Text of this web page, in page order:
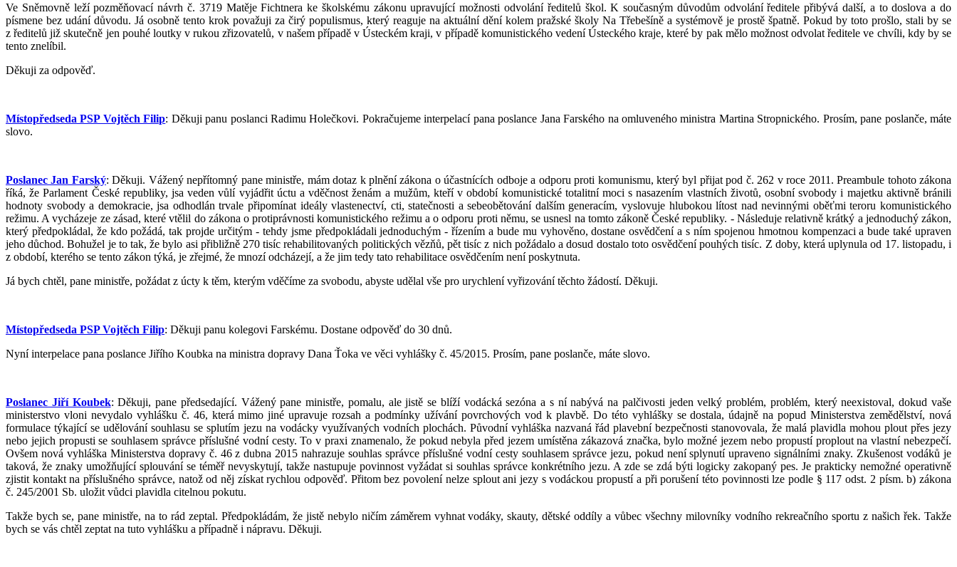
Ve Sněmovně leží pozměňovací návrh č. 3719 Matěje Fichtnera ke školskému zákonu upravující možnosti odvolání ředitelů škol. K současným důvodům odvolání ředitele přibývá další, a to doslova a do
písmene bez udání důvodu. Já osobně tento krok považuji za čirý populismus, který reaguje na aktuální dění kolem pražské školy Na Třebešíně a systémově je prostě špatně. Pokud by toto prošlo, stali by se
z ředitelů již skutečně jen pouhé loutky v rukou zřizovatelů, v našem případě v Ústeckém kraji, v případě komunistického vedení Ústeckého kraje, které by pak mělo možnost odvolat ředitele ve chvíli, kdy by se
tento znelíbil.
Děkuji za odpověď.
Místopředseda PSP Vojtěch Filip: Děkuji panu poslanci Radimu Holečkovi. Pokračujeme interpelací pana poslance Jana Farského na omluveného ministra Martina Stropnického. Prosím, pane poslanče, máte
slovo.
Poslanec Jan Farský: Děkuji. Vážený nepřítomný pane ministře, mám dotaz k plnění zákona o účastnících odboje a odporu proti komunismu, který byl přijat pod č. 262 v roce 2011. Preambule tohoto zákona
říká, že Parlament České republiky, jsa veden vůlí vyjádřit úctu a vděčnost ženám a mužům, kteří v období komunistické totalitní moci s nasazením vlastních životů, osobní svobody i majetku aktivně bránili
hodnoty svobody a demokracie, jsa odhodlán trvale připomínat ideály vlastenectví, cti, statečnosti a sebeobětování dalším generacím, vyslovuje hlubokou lítost nad nevinnými oběťmi teroru komunistického
režimu. A vycházeje ze zásad, které vtělil do zákona o protiprávnosti komunistického režimu a o odporu proti němu, se usnesl na tomto zákoně České republiky. - Následuje relativně krátký a jednoduchý zákon,
který předpokládal, že kdo požádá, tak projde určitým - tehdy jsme předpokládali jednoduchým - řízením a bude mu vyhověno, dostane osvědčení a s ním spojenou hmotnou kompenzaci a bude také upraven
jeho důchod. Bohužel je to tak, že bylo asi přibližně 270 tisíc rehabilitovaných politických vězňů, pět tisíc z nich požádalo a dosud dostalo toto osvědčení pouhých tisíc. Z doby, která uplynula od 17. listopadu, i
z období, kterého se tento zákon týká, je zřejmé, že mnozí odcházejí, a že jim tedy tato rehabilitace osvědčením není poskytnuta.
Já bych chtěl, pane ministře, požádat z úcty k těm, kterým vděčíme za svobodu, abyste udělal vše pro urychlení vyřizování těchto žádostí. Děkuji.
Místopředseda PSP Vojtěch Filip: Děkuji panu kolegovi Farskému. Dostane odpověď do 30 dnů.
Nyní interpelace pana poslance Jiřího Koubka na ministra dopravy Dana Ťoka ve věci vyhlášky č. 45/2015. Prosím, pane poslanče, máte slovo.
Poslanec Jiří Koubek: Děkuji, pane předsedající. Vážený pane ministře, pomalu, ale jistě se blíží vodácká sezóna a s ní nabývá na palčivosti jeden velký problém, problém, který neexistoval, dokud vaše
ministerstvo vloni nevydalo vyhlášku č. 46, která mimo jiné upravuje rozsah a podmínky užívání povrchových vod k plavbě. Do této vyhlášky se dostala, údajně na popud Ministerstva zemědělství, nová
formulace týkající se udělování souhlasu se splutím jezu na vodácky využívaných vodních plochách. Původní vyhláška nazvaná řád plavební bezpečnosti stanovovala, že malá plavidla mohou plout přes jezy
nebo jejich propusti se souhlasem správce příslušné vodní cesty. To v praxi znamenalo, že pokud nebyla před jezem umístěna zákazová značka, bylo možné jezem nebo propustí proplout na vlastní nebezpečí.
Ovšem nová vyhláška Ministerstva dopravy č. 46 z dubna 2015 nahrazuje souhlas správce příslušné vodní cesty souhlasem správce jezu, pokud není splynutí upraveno signálními znaky. Zkušenost vodáků je
taková, že znaky umožňující splouvání se téměř nevyskytují, takže nastupuje povinnost vyžádat si souhlas správce konkrétního jezu. A zde se zdá býti logicky zakopaný pes. Je prakticky nemožné operativně
zjistit kontakt na příslušného správce, natož od něj získat rychlou odpověď. Přitom bez povolení nelze splout ani jezy s vodáckou propustí a při porušení této povinnosti lze podle § 117 odst. 2 písm. b) zákona
č. 245/2001 Sb. uložit vůdci plavidla citelnou pokutu.
Takže bych se, pane ministře, na to rád zeptal. Předpokládám, že jistě nebylo ničím záměrem vyhnat vodáky, skauty, dětské oddíly a vůbec všechny milovníky vodního rekreačního sportu z našich řek. Takže
bych se vás chtěl zeptat na tuto vyhlášku a případně i nápravu. Děkuji.